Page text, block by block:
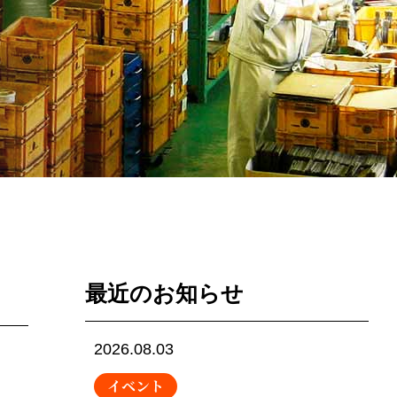
最近のお知らせ
2026.08.03
イベント